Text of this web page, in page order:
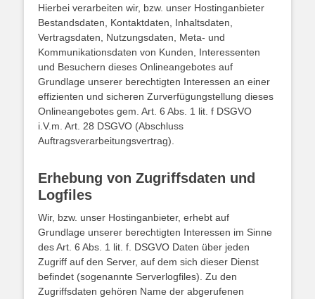
Hierbei verarbeiten wir, bzw. unser Hostinganbieter
Bestandsdaten, Kontaktdaten, Inhaltsdaten,
Vertragsdaten, Nutzungsdaten, Meta- und
Kommunikationsdaten von Kunden, Interessenten
und Besuchern dieses Onlineangebotes auf
Grundlage unserer berechtigten Interessen an einer
effizienten und sicheren Zurverfügungstellung dieses
Onlineangebotes gem. Art. 6 Abs. 1 lit. f DSGVO
i.V.m. Art. 28 DSGVO (Abschluss
Auftragsverarbeitungsvertrag).
Erhebung von Zugriffsdaten und
Logfiles
Wir, bzw. unser Hostinganbieter, erhebt auf
Grundlage unserer berechtigten Interessen im Sinne
des Art. 6 Abs. 1 lit. f. DSGVO Daten über jeden
Zugriff auf den Server, auf dem sich dieser Dienst
befindet (sogenannte Serverlogfiles). Zu den
Zugriffsdaten gehören Name der abgerufenen